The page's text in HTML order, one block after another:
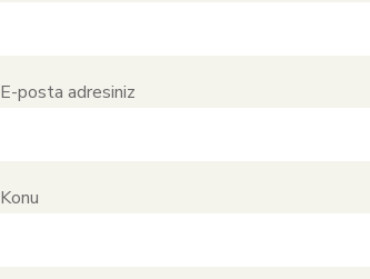
E-posta adresiniz
Konu